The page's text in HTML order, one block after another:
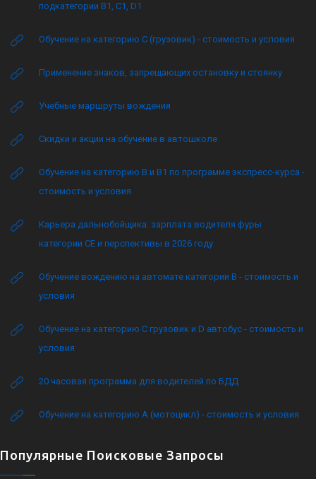
подкатегории B1, C1, D1
Обучение на категорию C (грузовик) - стоимость и условия
Применение знаков, запрещающих остановку и стоянку
Учебные маршруты вождения
Скидки и акции на обучение в автошколе
Обучение на категорию B и B1 по программе экспресс-курса -
стоимость и условия
Карьера дальнобойщика: зарплата водителя фуры
категории CE и перспективы в 2026 году
Обучение вождению на автомате категории B - стоимость и
условия
Обучение на категорию C грузовик и D автобус - стоимость и
условия
20 часовая программа для водителей по БДД
Обучение на категорию А (мотоцикл) - стоимость и условия
Популярные Поисковые Запросы